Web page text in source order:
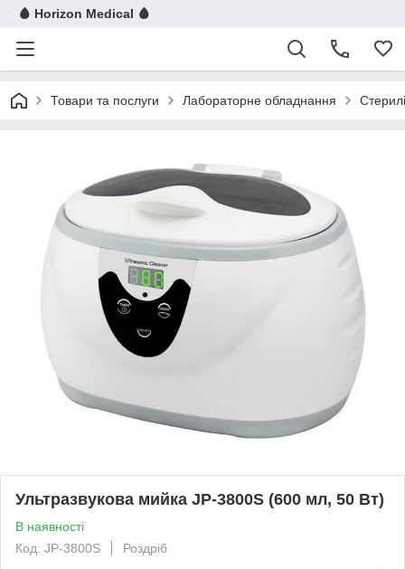
🩸 Horizon Medical 🩸
Товари та послуги Лабораторне обладнання
Ультразвукова мийка JP-3800S (600 мл, 50 Вт)
В наявності
Код: JP-3800S
Роздріб